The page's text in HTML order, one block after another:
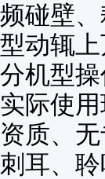
碰壁
动辄
机型
际使
质、
耳、